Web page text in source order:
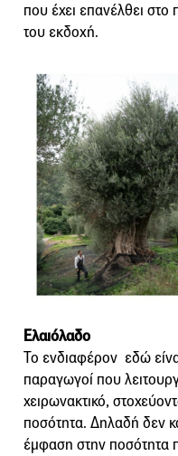
που έχει επανέλθει στο
του εκδοχή.
Ελαιόλαδο
Το ενδιαφέρον εδώ
παραγωγοί που
χειρωνακτικό,
ποσότητα. Δηλαδή δεν
έμφαση στην ποσότητα